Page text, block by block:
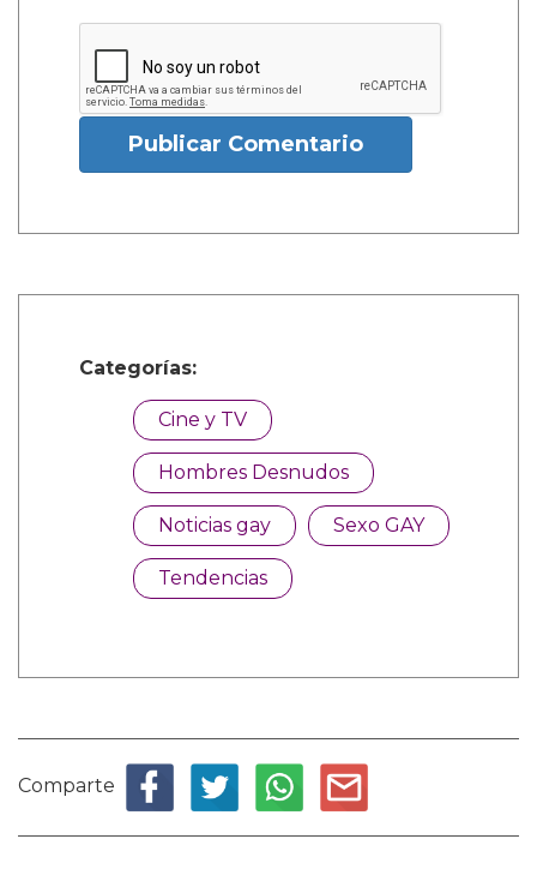
Publicar Comentario
Categorías:
Cine y TV
Hombres Desnudos
Noticias gay Sexo GAY
Tendencias
Comparte